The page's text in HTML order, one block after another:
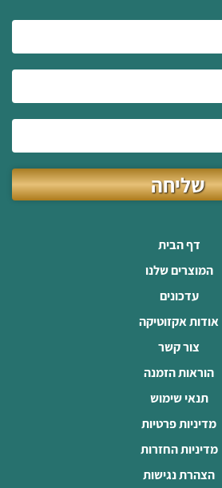
שליחה
דף הבית
המוצרים שלנו
עדכונים
אודות אקזוטיקה
צור קשר
הוראות הזמנה
תנאי שימוש
מדיניות פרטיות
מדיניות החזרות
הצהרת נגישות